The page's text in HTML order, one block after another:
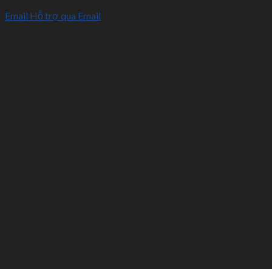
Email Hỗ trợ qua Email